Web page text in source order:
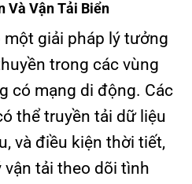
Và Vận Tải Biển
một giải pháp lý tưởng
trong các vùng
có mạng di động. Các
thể truyền tải dữ liệu
và điều kiện thời tiết,
vận tải theo dõi tình